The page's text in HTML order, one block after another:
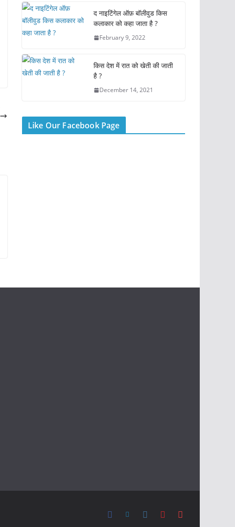
o
k
p
द नाइटिंगेल ऑफ़ बॉलीवुड किस
कलाकार को कहा जाता है ?
February 9, 2022
किस देश में रात को खेती की जाती
है ?
December 14, 2021
Like Our Facebook Page